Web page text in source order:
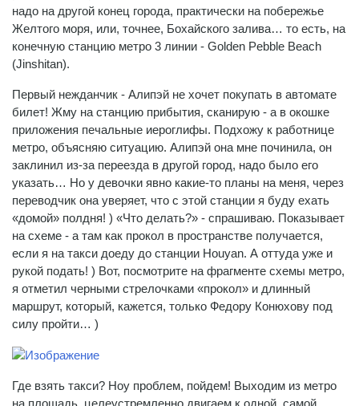
надо на другой конец города, практически на побережье
Желтого моря, или, точнее, Бохайского залива… то есть, на
конечную станцию метро 3 линии - Golden Pebble Beach
(Jinshitan).
Первый нежданчик - Алипэй не хочет покупать в автомате
билет! Жму на станцию прибытия, сканирую - а в окошке
приложения печальные иероглифы. Подхожу к работнице
метро, объясняю ситуацию. Алипэй она мне починила, он
заклинил из-за переезда в другой город, надо было его
указать… Но у девочки явно какие-то планы на меня, через
переводчик она уверяет, что с этой станции я буду ехать
«домой» полдня! ) «Что делать?» - спрашиваю. Показывает
на схеме - а там как прокол в пространстве получается,
если я на такси доеду до станции Houyan. А оттуда уже и
рукой подать! ) Вот, посмотрите на фрагменте схемы метро,
я отметил черными стрелочками «прокол» и длинный
маршрут, который, кажется, только Федору Конюхову под
силу пройти… )
Где взять такси? Ноу проблем, пойдем! Выходим из метро
на площадь, целеустремленно двигаем к одной, самой